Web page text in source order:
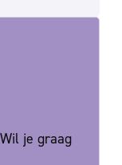
je graag